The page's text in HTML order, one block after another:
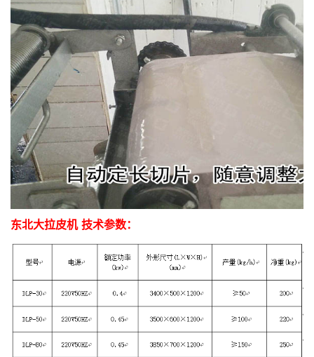
东北大拉皮机 技术参数：